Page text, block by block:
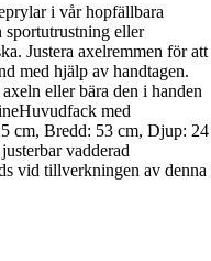
i vår hopfällbara
sportutrustning eller
Justera axelremmen för att
med hjälp av handtagen.
eller bära den i handen
med
cm, Bredd: 53 cm, Djup: 24
vadderad
vid tillverkningen av denna